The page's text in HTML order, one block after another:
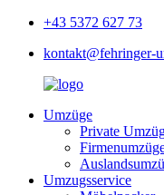
+43 5372 627 73
kontakt@fehringer-
Umzüge
Private
Umzugsservice